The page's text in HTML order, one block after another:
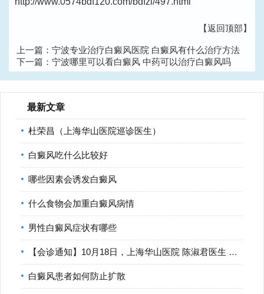
【返回顶部】
上一篇： 宁波专业治疗白癜风医院 白癜风有什么治疗方法
下一篇： 宁波哪里可以看白癜风 中药可以治疗白癜风吗
最新文章
杜荣昌（上海华山医院巡诊医生）
白癜风吃什么比较好
哪些因素会诱发白癜风
什么食物会加重白癜风病情
男性白癜风症状有哪些
【会诊通知】10月18日，上海华山医院 陈淑君医生 莅临宁波华仁
白癜风患者如何防止扩散